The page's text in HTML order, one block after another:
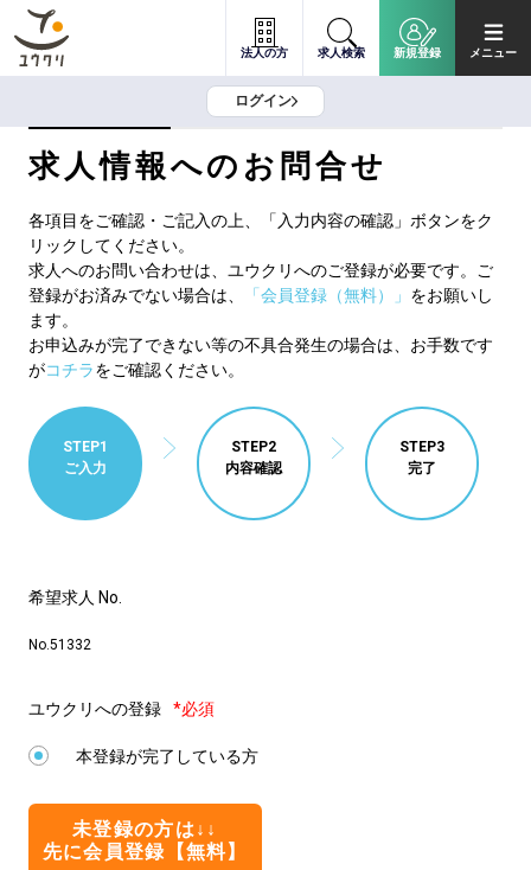
法人の方 求人検索 新規登録 メニュー
ログイン
求人情報へのお問合せ
各項目をご確認・ご記入の上、「入力内容の確認」ボタンをク
リックしてください。
求人へのお問い合わせは、ユウクリへのご登録が必要です。ご
登録がお済みでない場合は、
「会員登録（無料）」 をお願いし
ます。
お申込みが完了できない等の不具合発生の場合は、お手数です
がコチラをご確認ください。
STEP1
ご入力
STEP2
内容確認
STEP3
完了
希望求人 No.
No.51332
ユウクリへの登録 *必須
本登録が完了している方
未登録の方は↓↓
先に会員登録【無料】